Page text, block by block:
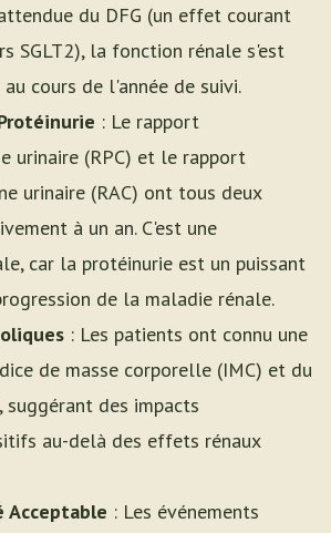
du DFG (un effet courant
SGLT2), la fonction rénale s'est
cours de l'année de suivi.
: Le rapport
urinaire (RPC) et le rapport
urinaire (RAC) ont tous deux
à un an. C'est une
car la protéinurie est un puissant
de la maladie rénale.
: Les patients ont connu une
de masse corporelle (IMC) et du
des impacts
au-delà des effets rénaux
Acceptable : Les événements